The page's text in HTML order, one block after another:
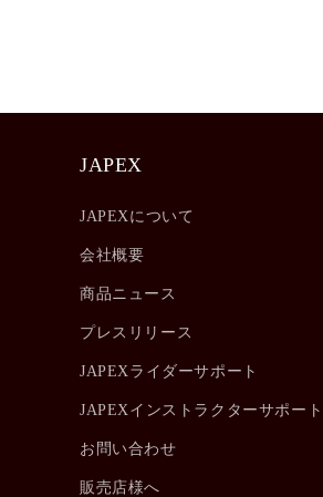
JAPEX
JAPEXについて
会社概要
商品ニュース
プレスリリース
JAPEXライダーサポート
JAPEXインストラクターサポート
お問い合わせ
販売店様へ